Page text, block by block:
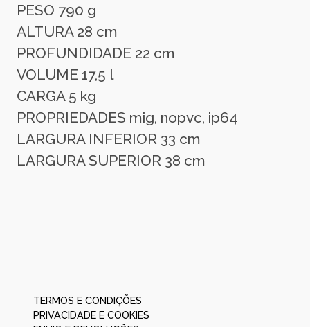
PESO 790 g
ALTURA 28 cm
PROFUNDIDADE 22 cm
VOLUME 17,5 l
CARGA 5 kg
PROPRIEDADES mig, nopvc, ip64
LARGURA INFERIOR 33 cm
LARGURA SUPERIOR 38 cm
TERMOS E CONDIÇÕES
PRIVACIDADE E COOKIES